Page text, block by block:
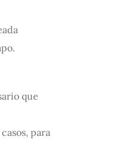
que
para